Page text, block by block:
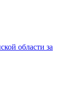
области за